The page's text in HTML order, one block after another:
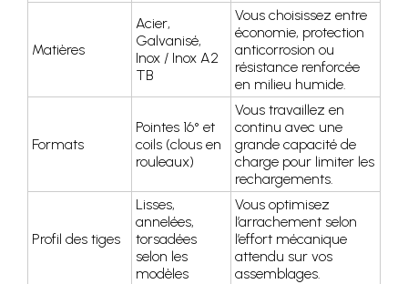
Matières
Acier,
Galvanisé,
Inox / Inox A2
TB
Vous choisissez entre
économie, protection
anticorrosion ou
résistance renforcée
en milieu humide.
Formats
Pointes 16° et
coils (clous en
rouleaux)
Vous travaillez en
continu avec une
grande capacité de
charge pour limiter les
rechargements.
Profil des tiges
Lisses,
annelées,
torsadées
selon les
modèles
Vous optimisez
l’arrachement selon
l’effort mécanique
attendu sur vos
assemblages.